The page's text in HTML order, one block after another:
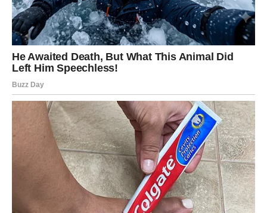
Ono što ste gradili tokom prethodnog perioda počinje
donositi rezultate.
Moguće su nove poslovne prilike.
Važni razgovori.
Finansijska poboljšanja.
I odluke koje vam otvaraju nova vrata.
Mnogi Rakovi će imati osjećaj da konačno vide konkretne
pomake tamo gdje su ih dugo čekali.